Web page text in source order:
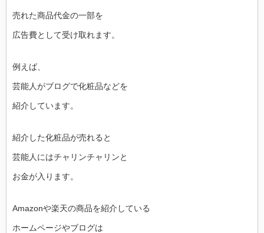
売れた商品代金の一部を
広告費として受け取れます。
例えば、
芸能人がブログで化粧品などを
紹介しています。
紹介した化粧品が売れると
芸能人にはチャリンチャリンと
お金が入ります。
Amazonや楽天の商品を紹介している
ホームページやブログは